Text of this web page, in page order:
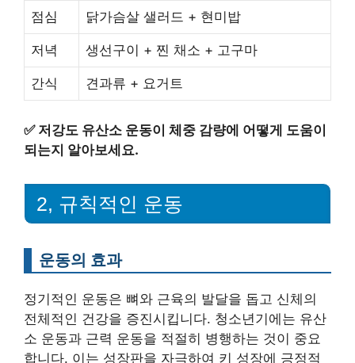
점심 닭가슴살 샐러드 + 현미밥
저녁 생선구이 + 찐 채소 + 고구마
간식 견과류 + 요거트
✅ 저강도 유산소 운동이 체중 감량에 어떻게 도움이
되는지 알아보세요.
2, 규칙적인 운동
운동의 효과
정기적인 운동은 뼈와 근육의 발달을 돕고 신체의
전체적인 건강을 증진시킵니다. 청소년기에는 유산
소 운동과 근력 운동을 적절히 병행하는 것이 중요
합니다. 이는 성장판을 자극하여 키 성장에 긍정적